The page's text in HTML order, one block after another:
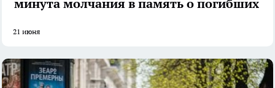
минута молчания в память о погибших
21 июня